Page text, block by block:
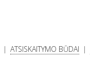
ATSISKAITYMO BŪDAI